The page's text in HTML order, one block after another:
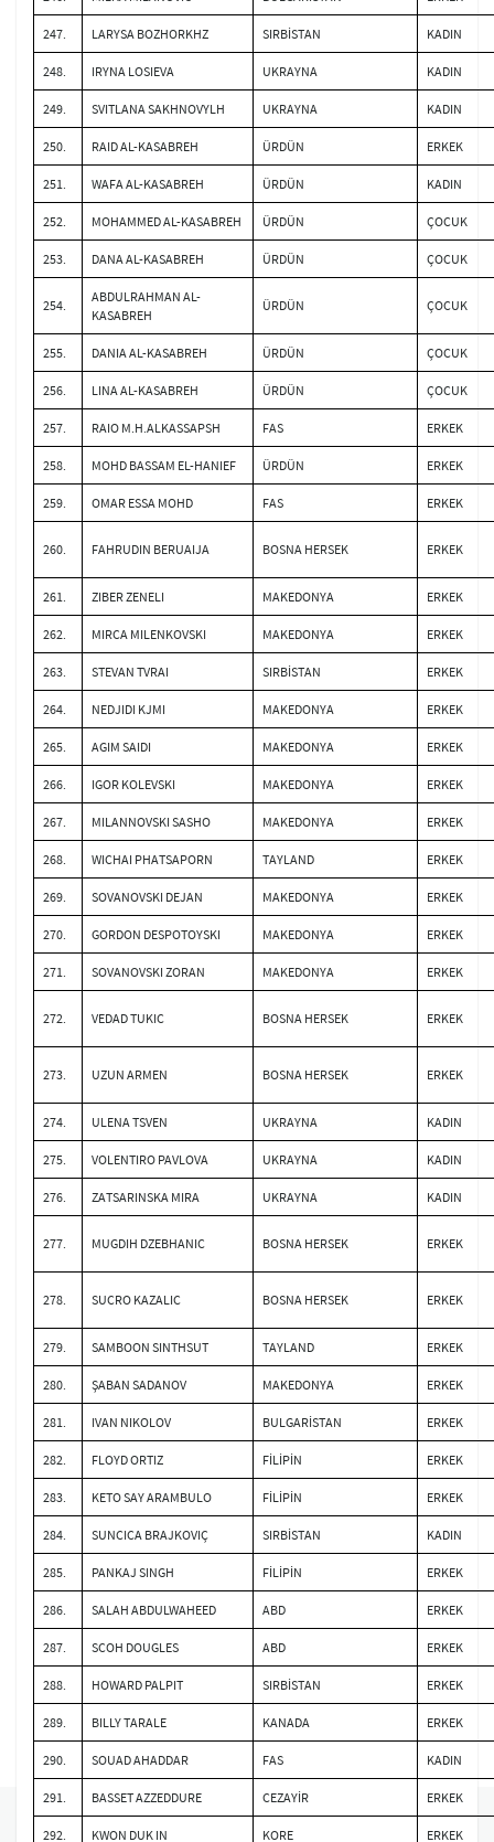
247. LARYSA BOZHORKHZ SIRBİSTAN KADIN
248. IRYNA LOSIEVA UKRAYNA KADIN
249. SVITLANA SAKHNOVYLH UKRAYNA KADIN
250. RAID AL-KASABREH ÜRDÜN ERKEK
251. WAFA AL-KASABREH ÜRDÜN KADIN
252. MOHAMMED AL-KASABREH ÜRDÜN ÇOCUK
253. DANA AL-KASABREH ÜRDÜN ÇOCUK
254.
ABDULRAHMAN AL-
KASABREH
ÜRDÜN ÇOCUK
255. DANIA AL-KASABREH ÜRDÜN ÇOCUK
256. LINA AL-KASABREH ÜRDÜN ÇOCUK
257. RAIO M.H.ALKASSAPSH FAS ERKEK
258. MOHD BASSAM EL-HANIEF ÜRDÜN ERKEK
259. OMAR ESSA MOHD FAS ERKEK
260. FAHRUDIN BERUAIJA BOSNA HERSEK ERKEK
261. ZIBER ZENELI MAKEDONYA ERKEK
262. MIRCA MILENKOVSKI MAKEDONYA ERKEK
263. STEVAN TVRAI SIRBİSTAN ERKEK
264. NEDJIDI KJMI MAKEDONYA ERKEK
265. AGIM SAIDI MAKEDONYA ERKEK
266. IGOR KOLEVSKI MAKEDONYA ERKEK
267. MILANNOVSKI SASHO MAKEDONYA ERKEK
268. WICHAI PHATSAPORN TAYLAND ERKEK
269. SOVANOVSKI DEJAN MAKEDONYA ERKEK
270. GORDON DESPOTOYSKI MAKEDONYA ERKEK
271. SOVANOVSKI ZORAN MAKEDONYA ERKEK
272. VEDAD TUKIC BOSNA HERSEK ERKEK
273. UZUN ARMEN BOSNA HERSEK ERKEK
274. ULENA TSVEN UKRAYNA KADIN
275. VOLENTIRO PAVLOVA UKRAYNA KADIN
276. ZATSARINSKA MIRA UKRAYNA KADIN
277. MUGDIH DZEBHANIC BOSNA HERSEK ERKEK
278. SUCRO KAZALIC BOSNA HERSEK ERKEK
279. SAMBOON SINTHSUT TAYLAND ERKEK
280. ŞABAN SADANOV MAKEDONYA ERKEK
281. IVAN NIKOLOV BULGARİSTAN ERKEK
282. FLOYD ORTIZ FİLİPİN ERKEK
283. KETO SAY ARAMBULO FİLİPİN ERKEK
284. SUNCICA BRAJKOVIÇ SIRBİSTAN KADIN
285. PANKAJ SINGH FİLİPİN ERKEK
286. SALAH ABDULWAHEED ABD ERKEK
287. SCOH DOUGLES ABD ERKEK
288. HOWARD PALPIT SIRBİSTAN ERKEK
289. BILLY TARALE KANADA ERKEK
290. SOUAD AHADDAR FAS KADIN
291. BASSET AZZEDDURE CEZAYİR ERKEK
292. KWON DUK IN KORE ERKEK